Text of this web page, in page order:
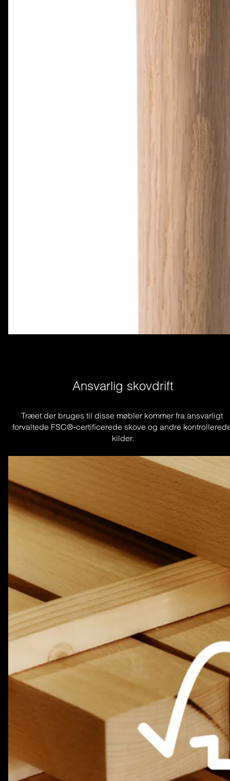
Ansvarlig skovdrift
Træet der bruges til disse møbler kommer fra ansvarligt
forvaltede FSC®-certificerede skove og andre
kilder.